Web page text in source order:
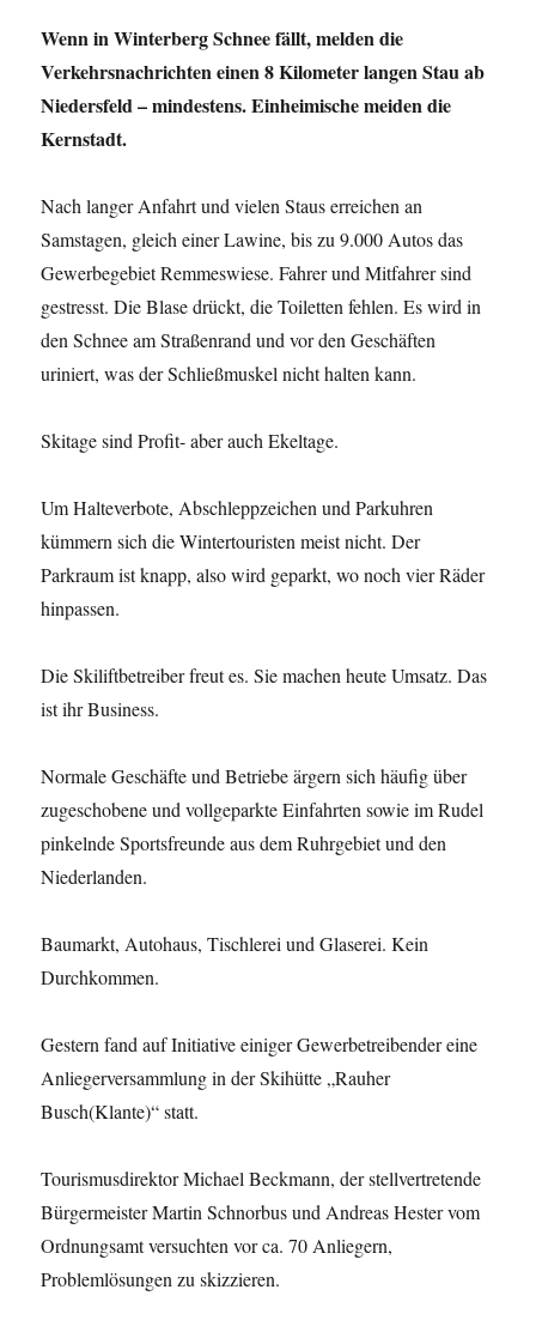
Wenn in Winterberg Schnee fällt, melden die
Verkehrsnachrichten einen 8 Kilometer langen Stau ab
Niedersfeld – mindestens. Einheimische meiden die
Kernstadt.
Nach langer Anfahrt und vielen Staus erreichen an
Samstagen, gleich einer Lawine, bis zu 9.000 Autos das
Gewerbegebiet Remmeswiese. Fahrer und Mitfahrer sind
gestresst. Die Blase drückt, die Toiletten fehlen. Es wird in
den Schnee am Straßenrand und vor den Geschäften
uriniert, was der Schließmuskel nicht halten kann.
Skitage sind Profit- aber auch Ekeltage.
Um Halteverbote, Abschleppzeichen und Parkuhren
kümmern sich die Wintertouristen meist nicht. Der
Parkraum ist knapp, also wird geparkt, wo noch vier Räder
hinpassen.
Die Skiliftbetreiber freut es. Sie machen heute Umsatz. Das
ist ihr Business.
Normale Geschäfte und Betriebe ärgern sich häufig über
zugeschobene und vollgeparkte Einfahrten sowie im Rudel
pinkelnde Sportsfreunde aus dem Ruhrgebiet und den
Niederlanden.
Baumarkt, Autohaus, Tischlerei und Glaserei. Kein
Durchkommen.
Gestern fand auf Initiative einiger Gewerbetreibender eine
Anliegerversammlung in der Skihütte „Rauher
Busch(Klante)“ statt.
Tourismusdirektor Michael Beckmann, der stellvertretende
Bürgermeister Martin Schnorbus und Andreas Hester vom
Ordnungsamt versuchten vor ca. 70 Anliegern,
Problemlösungen zu skizzieren.